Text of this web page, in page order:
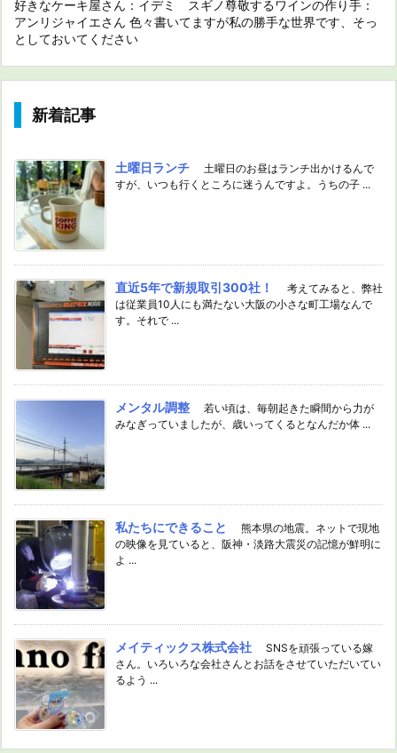
好きなケーキ屋さん：イデミ スギノ尊敬するワインの作り手：
アンリジャイエさん 色々書いてますが私の勝手な世界です、そっ
としておいてください
新着記事
土曜日ランチ
土曜日のお昼はランチ出かけるんで
すが、いつも行くところに迷うんですよ。うちの子 ...
直近5年で新規取引300社！
考えてみると、弊社
は従業員10人にも満たない大阪の小さな町工場なんで
す。それで ...
メンタル調整
若い頃は、毎朝起きた瞬間から力が
みなぎっていましたが、歳いってくるとなんだか体 ...
私たちにできること
熊本県の地震。ネットで現地
の映像を見ていると、阪神・淡路大震災の記憶が鮮明に
よ ...
メイティックス株式会社
SNSを頑張っている嫁
さん。いろいろな会社さんとお話をさせていただいてい
るよう ...